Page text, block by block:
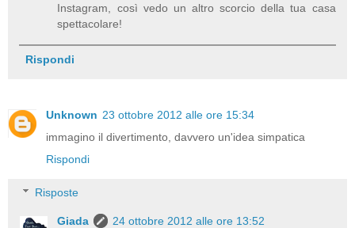
Instagram, così vedo un altro scorcio della tua casa
spettacolare!
Rispondi
Unknown 23 ottobre 2012 alle ore 15:34
immagino il divertimento, davvero un'idea simpatica
Rispondi
Risposte
Giada
24 ottobre 2012 alle ore 13:52